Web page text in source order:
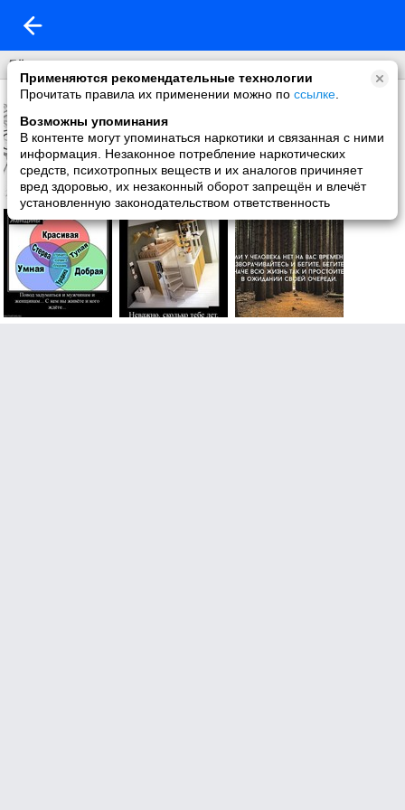
Применяются рекомендательные технологии
Прочитать правила их применении можно по ссылке
Возможны упоминания
В контенте могут упоминаться наркотики и связанная с ними
информация. Незаконное потребление наркотических
средств, психотропных веществ и их аналогов причиняет
вред здоровью, их незаконный оборот запрещён и влечёт
установленную законодательством ответственность
Лёгкая жизнь